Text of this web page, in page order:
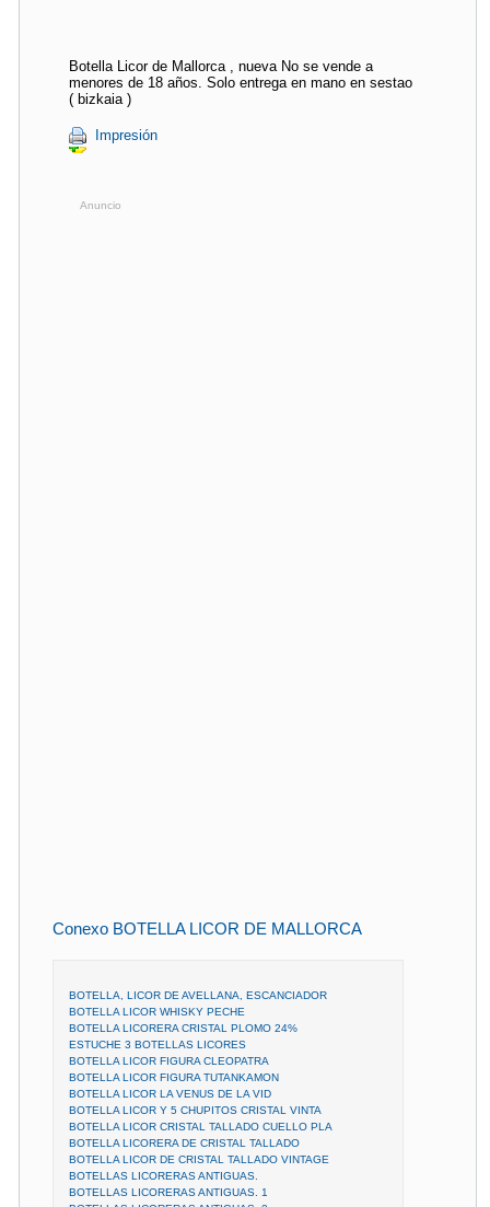
Botella Licor de Mallorca , nueva No se vende a
menores de 18 años. Solo entrega en mano en sestao
( bizkaia )
Impresión
Anuncio
Conexo BOTELLA LICOR DE MALLORCA
BOTELLA, LICOR DE AVELLANA, ESCANCIADOR
BOTELLA LICOR WHISKY PECHE
BOTELLA LICORERA CRISTAL PLOMO 24%
ESTUCHE 3 BOTELLAS LICORES
BOTELLA LICOR FIGURA CLEOPATRA
BOTELLA LICOR FIGURA TUTANKAMON
BOTELLA LICOR LA VENUS DE LA VID
BOTELLA LICOR Y 5 CHUPITOS CRISTAL VINTA
BOTELLA LICOR CRISTAL TALLADO CUELLO PLA
BOTELLA LICORERA DE CRISTAL TALLADO
BOTELLA LICOR DE CRISTAL TALLADO VINTAGE
BOTELLAS LICORERAS ANTIGUAS.
BOTELLAS LICORERAS ANTIGUAS. 1